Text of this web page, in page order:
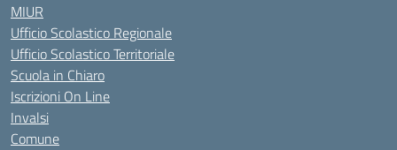
MIUR
Ufficio Scolastico Regionale
Ufficio Scolastico Territoriale
Scuola in Chiaro
Iscrizioni On Line
Invalsi
Comune